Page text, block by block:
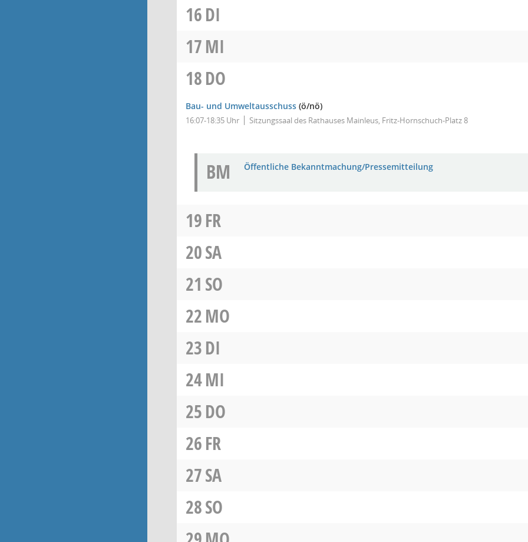
16DI
17MI
18DO
Bau- und Umweltausschuss (ö/nö)
16:07-18:35 Uhr Sitzungssaal des Rathauses Mainleus, Fritz-Hornschuch-Platz 8
BM Öffentliche Bekanntmachung/Pressemitteilung
19FR
20SA
21 SO
22MO
23DI
24MI
25DO
26FR
27SA
28SO